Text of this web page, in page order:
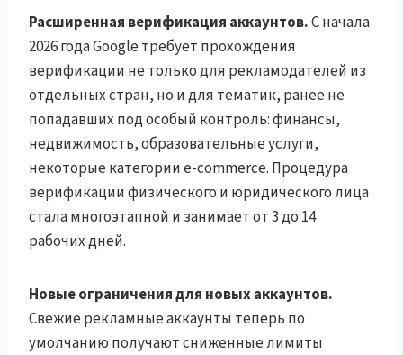
Расширенная верификация аккаунтов.С начала
2026 года Google требует прохождения
верификации не только для рекламодателей из
отдельных стран, но и для тематик, ранее не
попадавших под особый контроль: финансы,
недвижимость, образовательные услуги,
некоторые категории e-commerce. Процедура
верификации физического и юридического лица
стала многоэтапной и занимает от 3 до 14
рабочих дней.
Новые ограничения для новых аккаунтов.
Свежие рекламные аккаунты теперь по
умолчанию получают сниженные лимиты